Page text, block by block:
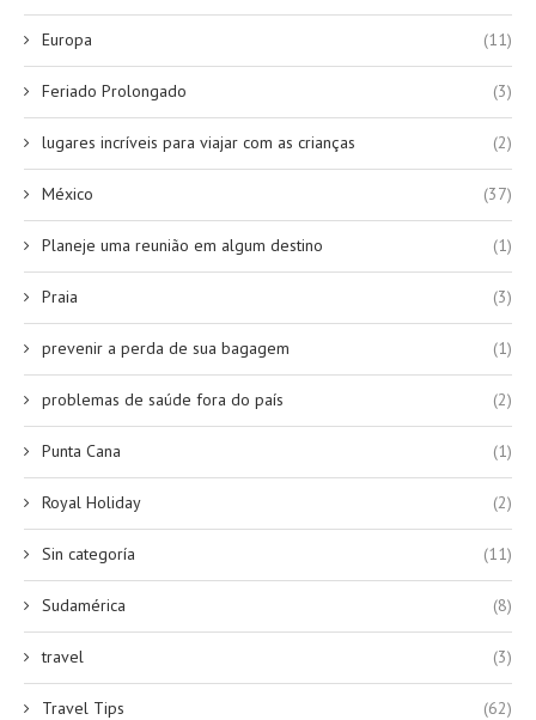
Europa (11)
Feriado Prolongado (3)
lugares incríveis para viajar com as crianças (2)
México (37)
Planeje uma reunião em algum destino (1)
Praia (3)
prevenir a perda de sua bagagem (1)
problemas de saúde fora do país (2)
Punta Cana (1)
Royal Holiday (2)
Sin categoría (11)
Sudamérica (8)
travel (3)
Travel Tips (62)